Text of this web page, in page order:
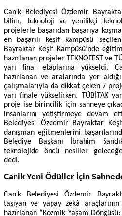
Canik Belediyesi Özdemir
bilim, teknoloji ve yenilikçi
projelerle başarıdan başarıya
en başarılı keşif kampüsü
Bayraktar Keşif Kampüsü’nde
hazırlanan projeler TEKNOFEST ve
yarı final etaplarına yükseldi.
hazırlanan ve aralarında yer
çalışmalarıyla da dikkat çeken 7
yarı finale yükselirken, TÜBİTAK
proje ise birincilik için sahneye
insanlarını yetiştirmeye devam
Belediyesi Özdemir Bayraktar
danışman eğitmenlerini
Belediye Başkanı İbrahim
teknolojide öncü nesiller
dedi.
Canik Yeni Ödüller İçin
Canik Belediyesi Özdemir
taşıyan ve yapay zekâ
hazırlanan “Kozmik Yaşam